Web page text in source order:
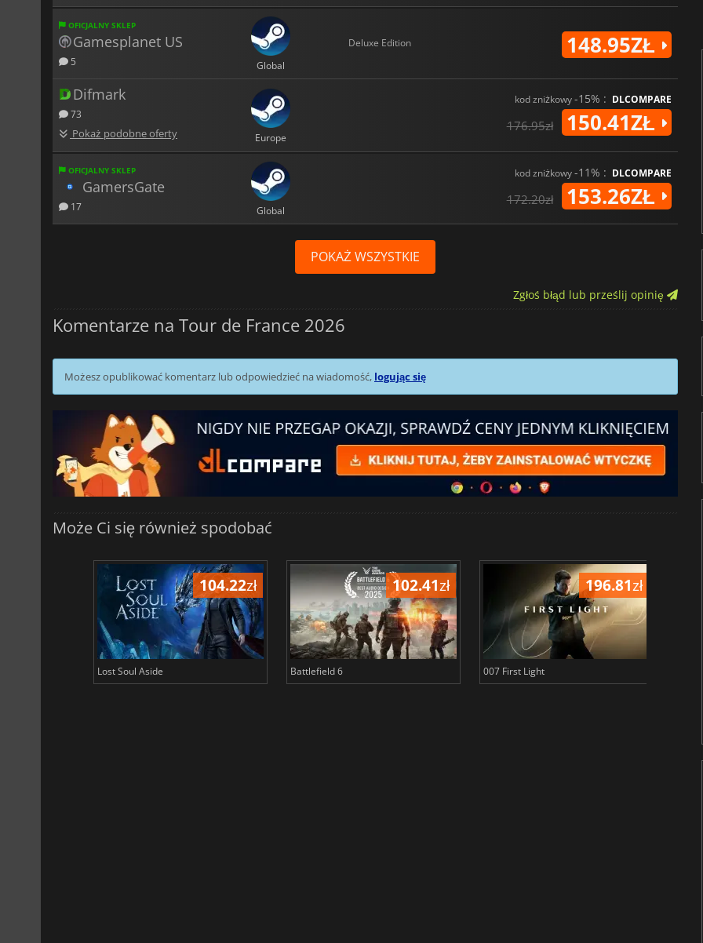
OFICJALNY SKLEP
Gamesplanet US
5 Global
Deluxe Edition 148.95ZŁ
Difmark
73
Pokaż podobne oferty Europe
kod zniżkowy-15% : DLCOMPARE
176.95zł 150.41ZŁ
OFICJALNY SKLEP
GamersGate
17 Global
kod zniżkowy-11% : DLCOMPARE
172.20zł 153.26ZŁ
POKAŻ WSZYSTKIE
Zgłoś błąd lub prześlij opinię
Komentarze na Tour de France 2026
Możesz opublikować komentarz lub odpowiedzieć na wiadomość, logując się
Może Ci się również spodobać
104.22zł
Lost Soul Aside
102.41zł
Battlefield 6
196.81zł
007 First Light